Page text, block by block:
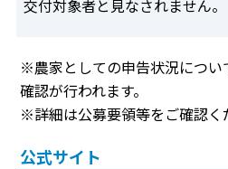
交付対象者と見なされません。
※農家としての申告状況につい
確認が行われます。
※詳細は公募要領等をご確認く
公式サイト